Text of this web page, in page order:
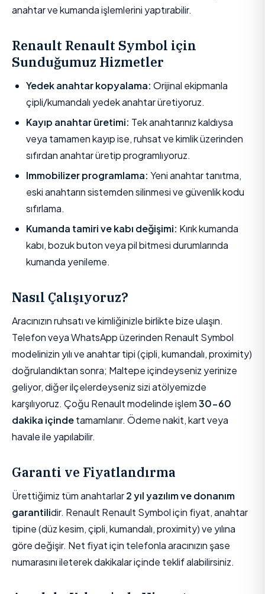
anahtar ve kumanda işlemlerini yaptırabilir.
Renault Renault Symbol için
Sunduğumuz Hizmetler
Yedek anahtar kopyalama: Orijinal ekipmanla
çipli/kumandalı yedek anahtar üretiyoruz.
Kayıp anahtar üretimi: Tek anahtarınız kaldıysa
veya tamamen kayıp ise, ruhsat ve kimlik üzerinden
sıfırdan anahtar üretip programlıyoruz.
Immobilizer programlama: Yeni anahtar tanıtma,
eski anahtarın sistemden silinmesi ve güvenlik kodu
sıfırlama.
Kumanda tamiri ve kabı değişimi: Kırık kumanda
kabı, bozuk buton veya pil bitmesi durumlarında
kumanda yenileme.
Nasıl Çalışıyoruz?
Aracınızın ruhsatı ve kimliğinizle birlikte bize ulaşın.
Telefon veya WhatsApp üzerinden Renault Symbol
modelinizin yılı ve anahtar tipi (çipli, kumandalı, proximity)
doğrulandıktan sonra; Maltepe içindeyseniz yerinize
geliyor, diğer ilçelerdeyseniz sizi atölyemizde
karşılıyoruz. Çoğu Renault modelinde işlem30-60
dakika içindetamamlanır. Ödeme nakit, kart veya
havale ile yapılabilir.
Garanti ve Fiyatlandırma
Ürettiğimiz tüm anahtarlar2 yıl yazılım ve donanım
garantilidir. Renault Renault Symbol için fiyat, anahtar
tipine (düz kesim, çipli, kumandalı, proximity) ve yılına
göre değişir. Net fiyat için telefonla aracınızın şase
numarasını ileterek dakikalar içinde teklif alabilirsiniz.